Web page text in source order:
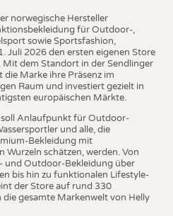
norwegische Hersteller
für Outdoor-,
sowie Sportsfashion,
Juli 2026 den ersten eigenen Store
Mit dem Standort in der Sendlinger
die Marke ihre Präsenz im
Raum und investiert gezielt in
europäischen Märkte.
soll Anlaufpunkt für Outdoor-
und alle, die
Bekleidung mit
Wurzeln schätzen, werden. Von
und Outdoor-Bekleidung über
bis hin zu funktionalen Lifestyle-
der Store auf rund 330
gesamte Markenwelt von Helly